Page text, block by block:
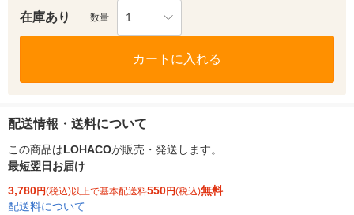
在庫あり 数量 1
カートに入れる
配送情報・送料について
この商品はLOHACOが販売・発送します。
最短翌日お届け
3,780円(税込)以上で基本配送料550円(税込)無料
配送料について